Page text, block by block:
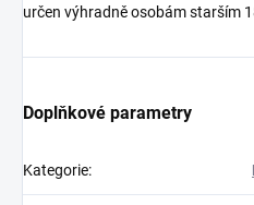
určen výhradně osobám starším
Doplňkové parametry
Kategorie: